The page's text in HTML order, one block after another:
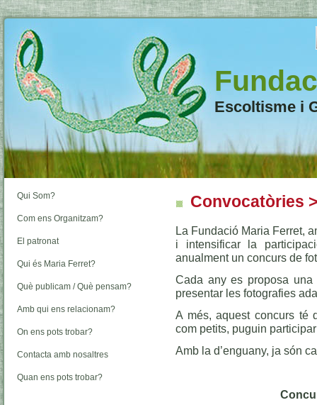
Escoltisme i
Qui Som?
Com ens Organitzam?
El patronat
Qui és Maria Ferret?
Què publicam / Què pensam?
Amb qui ens relacionam?
On ens pots trobar?
Contacta amb nosaltres
Quan ens pots trobar?
Convocatòries
La Fundació Maria Ferret,
i intensificar la
anualment un concurs de
Cada any es proposa
presentar les fotografies
A més, aquest concurs té
com petits, puguin
Amb la d’enguany, ja són